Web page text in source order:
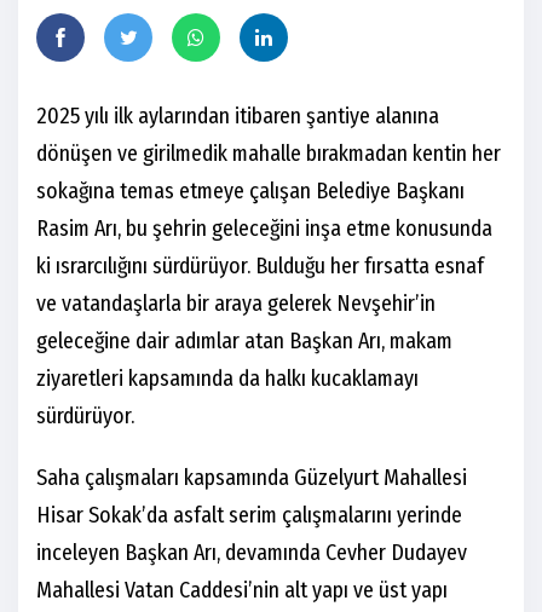
2025 yılı ilk aylarından itibaren şantiye alanına
dönüşen ve girilmedik mahalle bırakmadan kentin her
sokağına temas etmeye çalışan Belediye Başkanı
Rasim Arı, bu şehrin geleceğini inşa etme konusunda
ki ısrarcılığını sürdürüyor. Bulduğu her fırsatta esnaf
ve vatandaşlarla bir araya gelerek Nevşehir’in
geleceğine dair adımlar atan Başkan Arı, makam
ziyaretleri kapsamında da halkı kucaklamayı
sürdürüyor.
Saha çalışmaları kapsamında Güzelyurt Mahallesi
Hisar Sokak’da asfalt serim çalışmalarını yerinde
inceleyen Başkan Arı, devamında Cevher Dudayev
Mahallesi Vatan Caddesi’nin alt yapı ve üst yapı